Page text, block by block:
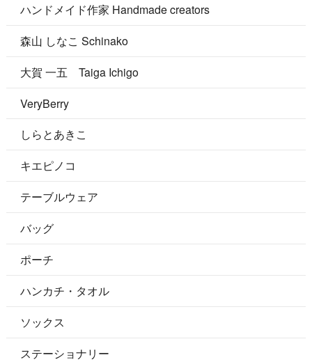
ハンドメイド作家 Handmade creators
森山 しなこ Schinako
大賀 一五 Taiga Ichigo
VeryBerry
しらとあきこ
キエピノコ
テーブルウェア
バッグ
ポーチ
ハンカチ・タオル
ソックス
ステーショナリー